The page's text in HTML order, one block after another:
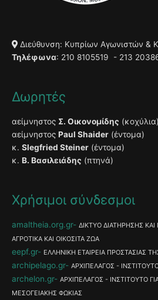
Διεύθυνση: Κυπρίων Αγωνιστών &
Τηλέφωνα: 210 8105519 - 213
Δωρητές
αείμνηστος Σ. Οικονομίδης (κοχύλια)
αείμνηστος Paul Shaider (έντομα)
κ. Slegfried Steiner (έντομα)
κ. Β. Βασιλειάδης (πτηνά)
Χρήσιμοι σύνδεσμοι
amaltheia.org.gr
ΔΙΚΤΥΟ ΔΙΑΤΗΡΗΣΗΣ ΚΑΙ
ΑΓΡΟΤΙΚΑ ΚΑΙ ΟΙΚΟΣΙΤΑ ΖΩΑ
eepf.gr ΕΛΛΗΝΙΚΗ ΕΤΑΙΡΕΙΑ ΠΡΟΣΤΑΣΙΑΣ
archipelago.gr ΑΡΧΙΠΕΛΑΓΟΣ -
archelon.gr
ΑΡΧΙΠΕΛΑΓΟΣ - ΙΝΣΤΙΤΟΥΤΟ
ΜΕΣΟΓΕΙΑΚΗΣ ΦΩΚΙΑΣ